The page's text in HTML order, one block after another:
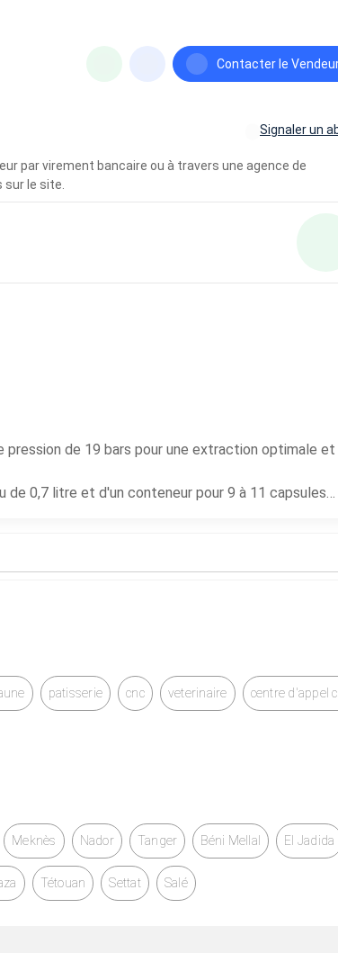
Contacter le
Signaler un
par virement bancaire ou à travers une agence de
le site.
de 19 bars pour une extraction optimale et
de 0,7 litre et d'un conteneur pour 9 à 11 capsules
patisserie cnc veterinaire centre d'appel
Meknès Nador Tanger Béni Mellal El Jadida
Tétouan Settat Salé